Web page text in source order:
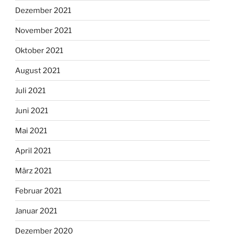
Dezember 2021
November 2021
Oktober 2021
August 2021
Juli 2021
Juni 2021
Mai 2021
April 2021
März 2021
Februar 2021
Januar 2021
Dezember 2020